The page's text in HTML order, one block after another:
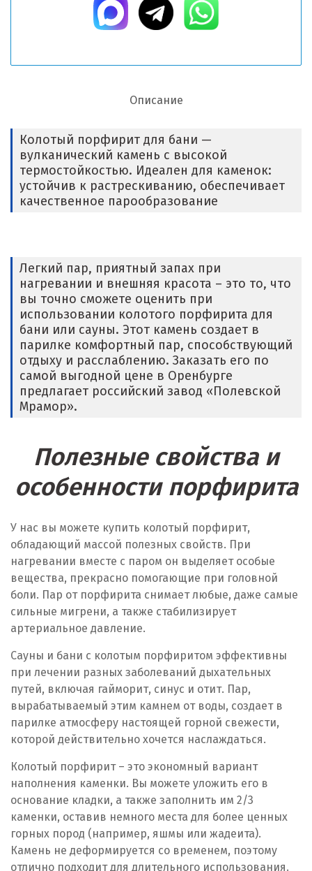
Описание
Колотый порфирит для бани —
вулканический камень с высокой
термостойкостью. Идеален для каменок:
устойчив к растрескиванию, обеспечивает
качественное парообразование
Легкий пар, приятный запах при
нагревании и внешняя красота – это то, что
вы точно сможете оценить при
использовании колотого порфирита для
бани или сауны. Этот камень создает в
парилке комфортный пар, способствующий
отдыху и расслаблению. Заказать его по
самой выгодной цене в Оренбурге
предлагает российский завод «Полевской
Мрамор».
Полезные свойства и
особенности порфирита
У нас вы можете купить колотый порфирит,
обладающий массой полезных свойств. При
нагревании вместе с паром он выделяет особые
вещества, прекрасно помогающие при головной
боли. Пар от порфирита снимает любые, даже самые
сильные мигрени, а также стабилизирует
артериальное давление.
Сауны и бани с колотым порфиритом эффективны
при лечении разных заболеваний дыхательных
путей, включая гайморит, синус и отит. Пар,
вырабатываемый этим камнем от воды, создает в
парилке атмосферу настоящей горной свежести,
которой действительно хочется наслаждаться.
Колотый порфирит – это экономный вариант
наполнения каменки. Вы можете уложить его в
основание кладки, а также заполнить им 2/3
каменки, оставив немного места для более ценных
горных пород (например, яшмы или жадеита).
Камень не деформируется со временем, поэтому
отлично подходит для длительного использования.